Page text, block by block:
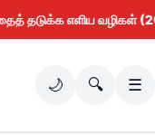
எளிய வழிகள் (2026)
🌙 🔍 ☰